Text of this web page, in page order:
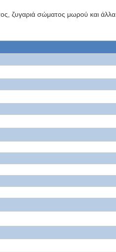
ζυγαριά σώματος μωρού και άλλα